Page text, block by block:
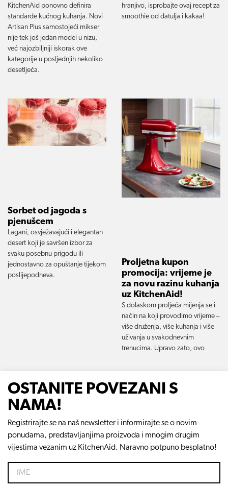
KitchenAid ponovno definira
standarde kućnog kuhanja. Novi
Artisan Plus samostojeći mikser
nije tek još jedan model u nizu,
već najozbiljniji iskorak ove
kategorije u posljednjih nekoliko
desetljeća.
hranjivo, isprobajte ovaj recept za
smoothie od datulja i kakaa!
Sorbet od jagoda s
pjenušcem
Lagani, osvježavajući i elegantan
desert koji je savršen izbor za
svaku posebnu prigodu ili
jednostavno za opuštanje tijekom
poslijepodneva.
Proljetna kupon
promocija: vrijeme je
za novu razinu kuhanja
uz KitchenAid!
S dolaskom proljeća mijenja se i
način na koji provodimo vrijeme –
više druženja, više kuhanja i više
uživanja u svakodnevnim
trenucima. Upravo zato, ovo
OSTANITE POVEZANI S
NAMA!
Registrirajte se na naš newsletter i informirajte se o novim
ponudama, predstavljanjima proizvoda i mnogim drugim
vijestima vezanim uz KitchenAid. Naravno potpuno besplatno!